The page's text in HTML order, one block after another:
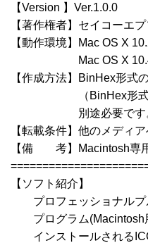
【Version 】Ver.1.0.0
【著作権者】セイコーエ
【動作環境】Mac OS X
Mac OS X 10.4.4以
【作成方法】BinHex形式
（BinHex形式ファイ
別途必要です。
【転載条件】他のメディ
【備　　考】Macintosh専
【ソフト紹介】
プロフェッショナルプ
プログラム(Macintosh
インストールされる